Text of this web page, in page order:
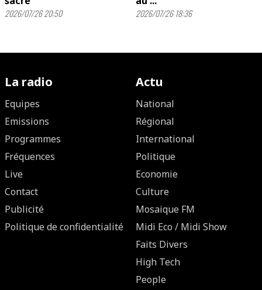
2026/07/26 20:50 2026/07/26 18:36
La radio
Equipes
Emissions
Programmes
Fréquences
Live
Contact
Publicité
Politique de confidentialité
Actu
National
Régional
International
Politique
Economie
Culture
Mosaique FM
Midi Eco / Midi Show
Faits Divers
High Tech
People